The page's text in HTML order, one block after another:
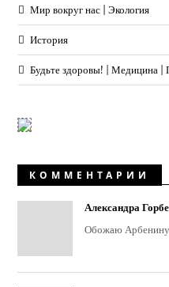
Мир вокруг нас | Экология
История
Будьте здоровы! | Медицина |
КОММЕНТАРИИ
Александра
Обожаю Арбенину